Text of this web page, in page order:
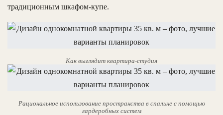
традиционным шкафом-купе.
Как выглядит квартира-студия
Рациональное использование пространства в спальне с помощью
гардеробных систем